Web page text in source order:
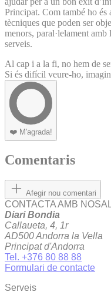
Principat. Com també ho és
tècniques que poden ser
menors, paral·lelament
serveis.
Al cap i a la fi, no hem de
Si és difícil veure-ho,
❤️ M'agrada!
Comentaris
Afegir nou comentari
CONTACTA AMB
Diari Bondia
Callaueta, 4, 1r
AD500 Andorra la Vella
Principat d'Andorra
Tel. +376 80 88 88
Formulari de contacte
Serveis